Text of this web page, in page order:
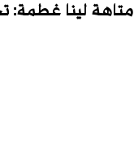
متاهة لينا